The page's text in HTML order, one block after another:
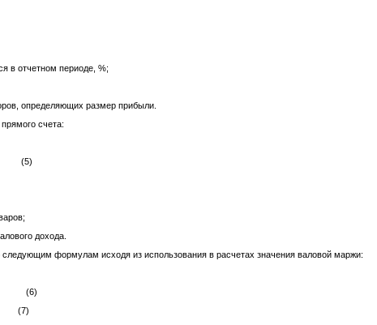
в отчетном периоде, %;
определяющих размер прибыли.
счета:
дохода.
формулам исходя из использования в расчетах значения валовой маржи: